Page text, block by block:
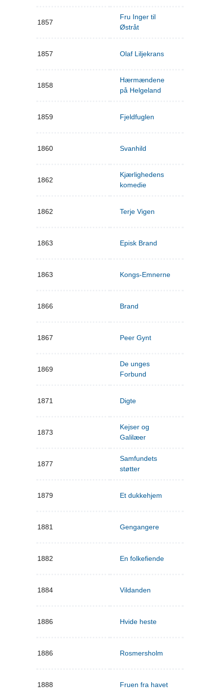
1857
Fru Inger til
Østråt
1857 Olaf Liljekrans
1858
Hærmændene
på Helgeland
1859 Fjeldfuglen
1860 Svanhild
1862
Kjærlighedens
komedie
1862 Terje Vigen
1863 Episk Brand
1863 Kongs-Emnerne
1866 Brand
1867 Peer Gynt
1869
De unges
Forbund
1871 Digte
1873
Kejser og
Galilæer
1877
Samfundets
støtter
1879 Et dukkehjem
1881 Gengangere
1882 En folkefiende
1884 Vildanden
1886 Hvide heste
1886 Rosmersholm
1888 Fruen fra havet